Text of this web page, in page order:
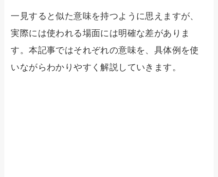
一見すると似た意味を持つように思えますが、
実際には使われる場面には明確な差がありま
す。本記事ではそれぞれの意味を、具体例を使
いながらわかりやすく解説していきます。